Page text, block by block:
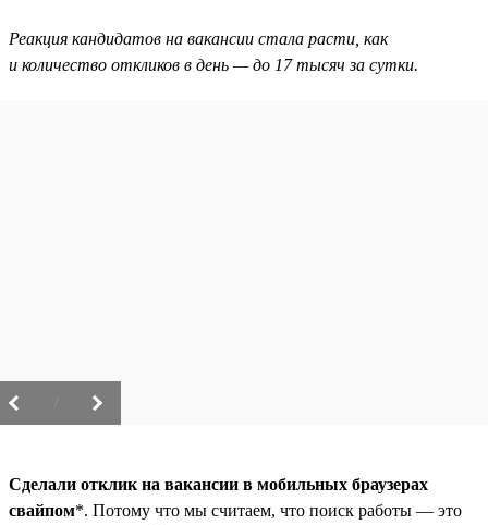
Реакция кандидатов на вакансии стала расти, как
и количество откликов в день — до 17 тысяч за сутки.
Сделали отклик на вакансии в мобильных браузерах
свайпом*. Потому что мы считаем, что поиск работы — это